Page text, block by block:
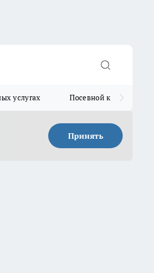
услугах Посевной календарь
Принять